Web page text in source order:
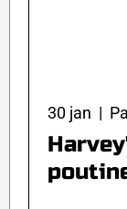
30 jan |